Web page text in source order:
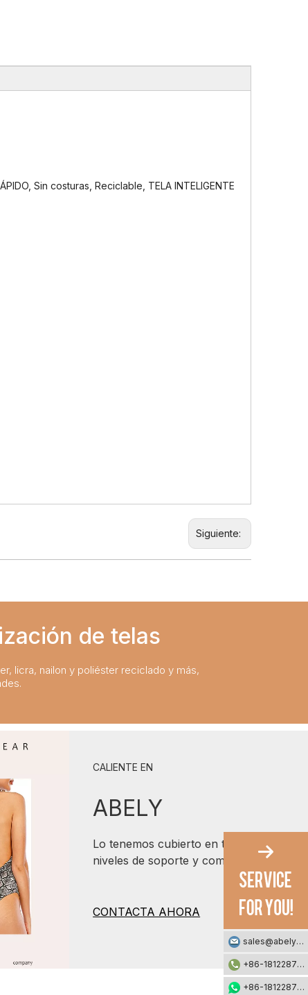
Sin costuras, Reciclable, TELA INTELIGENTE
Siguiente:
de telas
licra, nailon y poliéster reciclado y más,
CALIENTE EN
ABELY
Lo tenemos cubierto en todos los
niveles de soporte y comodidad.
CONTACTA AHORA
sales@abelyfashion.com
+86-18122871002
+86-18122871002